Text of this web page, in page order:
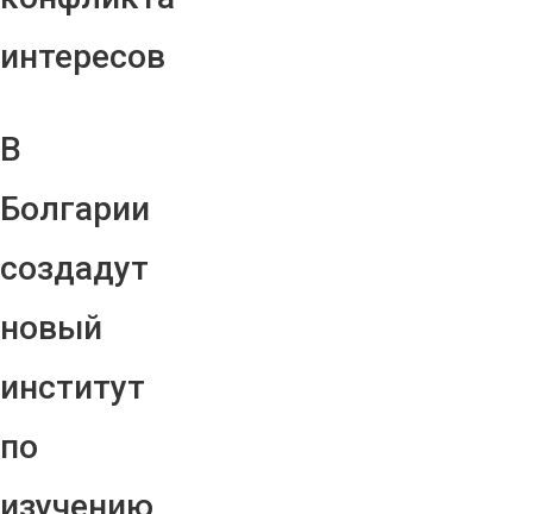
интересов
В
Болгарии
создадут
новый
институт
по